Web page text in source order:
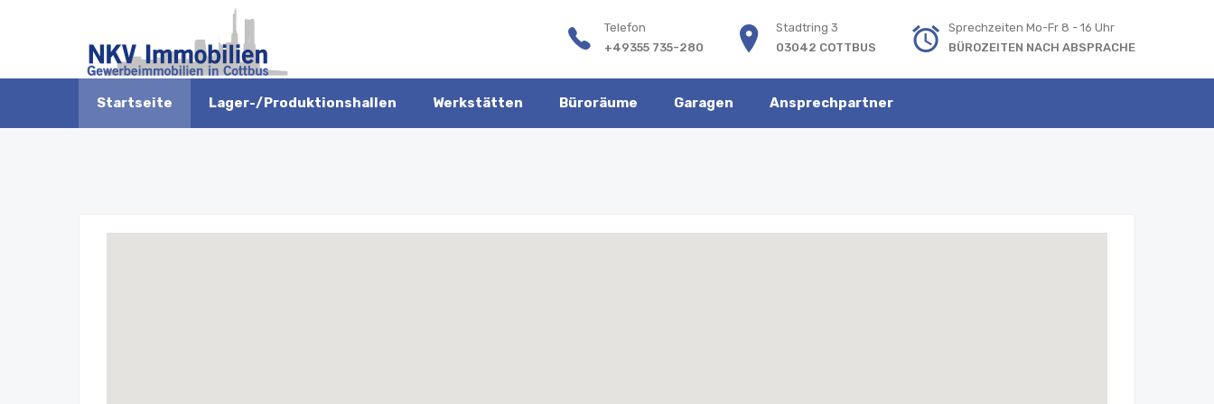
Telefon
+49355 735-280
Stadtring 3
03042 COTTBUS
Sprechzeiten Mo-Fr 8 - 16 Uhr
BÜROZEITEN NACH ABSPRACHE
Startseite Lager-/Produktionshallen Werkstätten Büroräume Garagen Ansprechpartner